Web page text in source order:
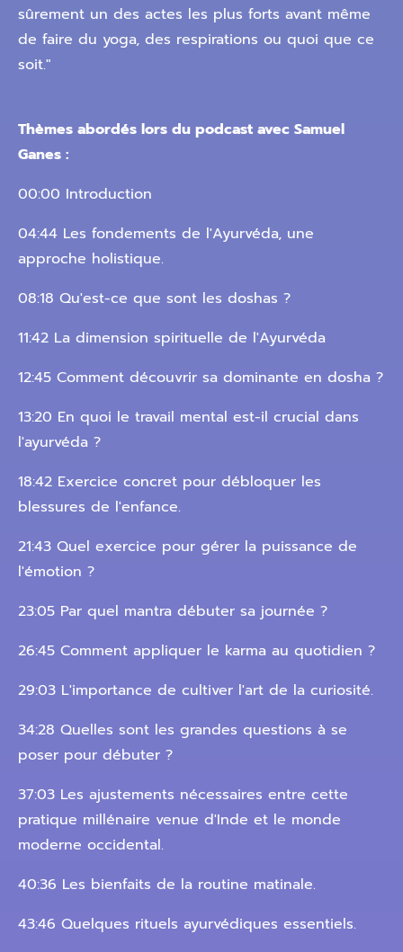
sûrement un des actes les plus forts avant même
de faire du yoga, des respirations ou quoi que ce
soit."
Thèmes abordés lors du podcast avec Samuel
Ganes :
00:00 Introduction
04:44 Les fondements de l'Ayurvéda, une
approche holistique.
08:18 Qu'est-ce que sont les doshas ?
11:42 La dimension spirituelle de l'Ayurvéda
12:45 Comment découvrir sa dominante en dosha ?
13:20 En quoi le travail mental est-il crucial dans
l'ayurvéda ?
18:42 Exercice concret pour débloquer les
blessures de l'enfance.
21:43 Quel exercice pour gérer la puissance de
l'émotion ?
23:05 Par quel mantra débuter sa journée ?
26:45 Comment appliquer le karma au quotidien ?
29:03 L'importance de cultiver l'art de la curiosité.
34:28 Quelles sont les grandes questions à se
poser pour débuter ?
37:03 Les ajustements nécessaires entre cette
pratique millénaire venue d'Inde et le monde
moderne occidental.
40:36 Les bienfaits de la routine matinale.
43:46 Quelques rituels ayurvédiques essentiels.